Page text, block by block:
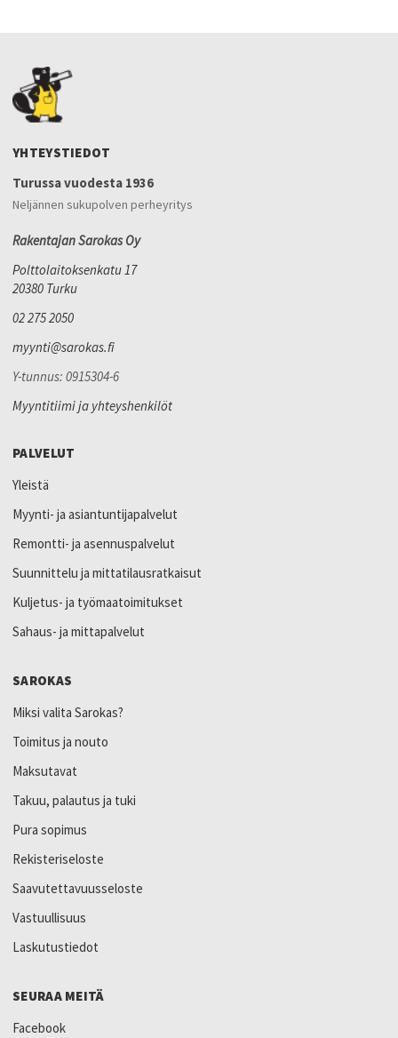
YHTEYSTIEDOT
Turussa vuodesta 1936
Neljännen sukupolven perheyritys
Rakentajan Sarokas Oy
Polttolaitoksenkatu 17
20380 Turku
02 275 2050
myynti@sarokas.fi
Y-tunnus: 0915304-6
Myyntitiimi ja yhteyshenkilöt
PALVELUT
Yleistä
Myynti- ja asiantuntijapalvelut
Remontti- ja asennuspalvelut
Suunnittelu ja mittatilausratkaisut
Kuljetus- ja työmaatoimitukset
Sahaus- ja mittapalvelut
SAROKAS
Miksi valita Sarokas?
Toimitus ja nouto
Maksutavat
Takuu, palautus ja tuki
Pura sopimus
Rekisteriseloste
Saavutettavuusseloste
Vastuullisuus
Laskutustiedot
SEURAA MEITÄ
Facebook